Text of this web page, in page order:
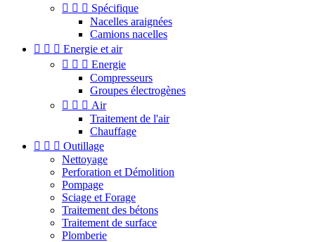
   Spécifique
Nacelles araignées
Camions nacelles
   Energie et air
   Energie
Compresseurs
Groupes électrogènes
   Air
Traitement de l'air
Chauffage
   Outillage
Nettoyage
Perforation et Démolition
Pompage
Sciage et Forage
Traitement des bétons
Traitement de surface
Plomberie